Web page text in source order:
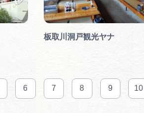
板取川洞戸観光ヤナ
6 7 8 9 10